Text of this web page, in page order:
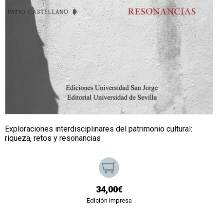
Exploraciones interdisciplinares del patrimonio cultural:
riqueza, retos y resonancias
34,00€
Edición impresa